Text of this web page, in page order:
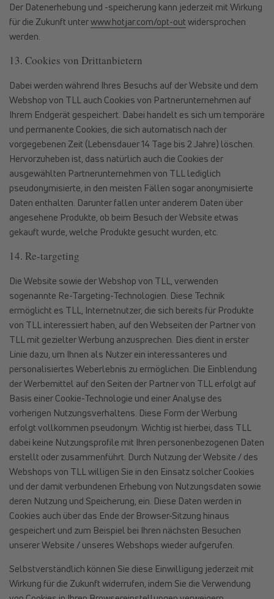
Der Datenerhebung und -speicherung kann jederzeit mit Wirkung
für die Zukunft unterwww.hotjar.com/opt-out widersprochen
werden.
13. Cookies von Drittanbietern
Dabei werden während Ihres Besuchs auf der Website und dem
Webshop von TLL auch Cookies von Partnerunternehmen auf
Ihrem Endgerät gespeichert. Dabei handelt es sich um temporäre
und permanente Cookies, die sich automatisch nach der
vorgegebenen Zeit (Lebensdauer 14 Tage bis 2 Jahre) löschen.
Hervorzuheben ist, dass natürlich auch die Cookies der
ausgewählten Partnerunternehmen von TLL lediglich
pseudonymisierte, in den meisten Fällen sogar anonymisierte
Daten enthalten. Darunter fallen unter anderem Daten über
angesehene Produkte, ob beim Besuch der Website etwas
gekauft wurde, welche Produkte gesucht wurden, etc.
14. Re-targeting
Die Website sowie der Webshop von TLL, verwenden
sogenannte Re-Targeting-Technologien. Diese Technik
ermöglicht es TLL, Internetnutzer, die sich bereits für Produkte
von TLL interessiert haben, auf den Webseiten der Partner von
TLL mit gezielter Werbung anzusprechen. Dies dient in erster
Linie dazu, um Ihnen als Nutzer ein interessanteres und
personalisiertes Weberlebnis zu ermöglichen. Die Einblendung
der Werbemittel auf den Seiten der Partner von TLL erfolgt auf
Basis einer Cookie-Technologie und einer Analyse des
vorherigen Nutzungsverhaltens. Diese Form der Werbung
erfolgt vollkommen pseudonym. Wichtig ist hierbei, dass TLL
dabei keine Nutzungsprofile mit Ihren personenbezogenen Daten
erstellt oder zusammenführt. Durch Nutzung der Website / des
Webshops von TLL willigen Sie in den Einsatz solcher Cookies
und der damit verbundenen Erhebung von Nutzungsdaten sowie
deren Nutzung und Speicherung, ein. Diese Daten werden in
Cookies auch über das Ende der Browser-Sitzung hinaus
gespeichert und zum Beispiel bei Ihren nächsten Besuchen
unserer Website / unseres Webshops wieder aufgerufen.
Selbstverständlich können Sie diese Einwilligung jederzeit mit
Wirkung für die Zukunft widerrufen, indem Sie die Verwendung